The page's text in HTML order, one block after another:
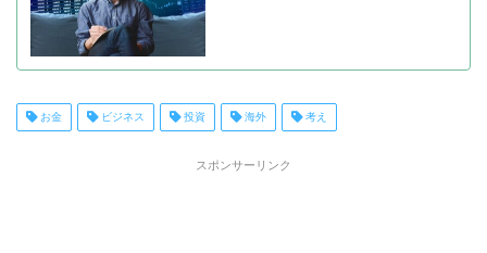
お金 ビジネス 投資 海外 考え
スポンサーリンク